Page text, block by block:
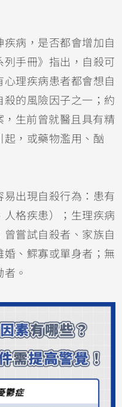
病，是否都會增加自
手冊》指出，自殺可
理疾病患者都會想自
的風險因子之一；約
生前曾就醫且具有精
起，或藥物濫用、酗
出現自殺行為：患有
格疾患）；生理疾病
曾嘗試自殺者、家族自
、鰥寡或單身者；無
。